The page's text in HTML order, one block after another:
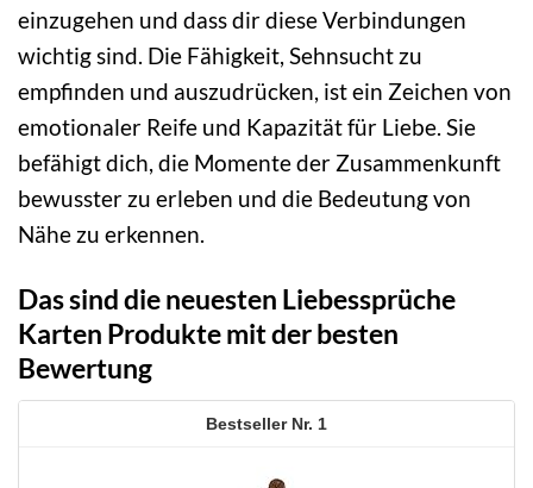
einzugehen und dass dir diese Verbindungen
wichtig sind. Die Fähigkeit, Sehnsucht zu
empfinden und auszudrücken, ist ein Zeichen von
emotionaler Reife und Kapazität für Liebe. Sie
befähigt dich, die Momente der Zusammenkunft
bewusster zu erleben und die Bedeutung von
Nähe zu erkennen.
Das sind die neuesten Liebessprüche
Karten Produkte mit der besten
Bewertung
1